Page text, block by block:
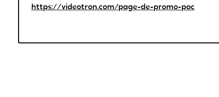
https://videotron.com/page-de-promo-poc